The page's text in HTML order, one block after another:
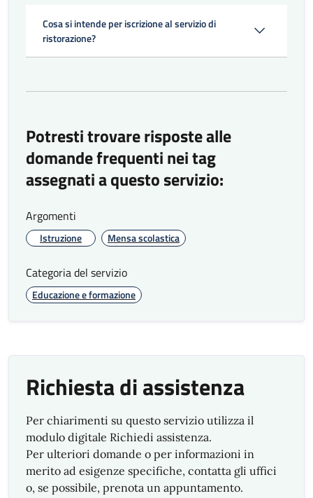
servita
rispetto
all’orario di
pasti
Indicatore Valore garantito
controlli
documentati
annuali
/controlli effettuati =
90%
Numero di
Accreditamento
schede
merceologiche
dei prodotti
utilizzati per il
confezionamento
100%
Cosa si intende per iscrizione al servizio di
ristorazione?
Potresti trovare risposte alle
domande frequenti nei tag
assegnati a questo servizio:
Argomenti
Istruzione Mensa scolastica
Categoria del servizio
Educazione e formazione
Richiesta di assistenza
Per chiarimenti su questo servizio utilizza il
modulo digitale Richiedi assistenza.
Per ulteriori domande o per informazioni in
merito ad esigenze specifiche, contatta gli uffici
o, se possibile, prenota un appuntamento.